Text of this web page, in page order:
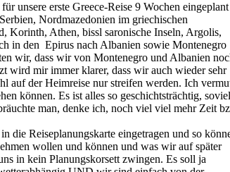
unsere erste Greece-Reise 9 Wochen eingeplant
Nordmazedonien im griechischen
Korinth, Athen, bissl saronische Inseln, Argolis,
in den Epirus nach Albanien sowie Montenegro
wir, dass wir von Montenegro und Albanien
wird mir immer klarer, dass wir auch wieder sehr
auf der Heimreise nur streifen werden. Ich
können. Es ist alles so geschichtsträchtig, soviel
man, denke ich, noch viel viel mehr Zeit
die Reiseplanungskarte eingetragen und so
wollen und können und was wir auf später
in kein Planungskorsett zwingen. Es soll ja